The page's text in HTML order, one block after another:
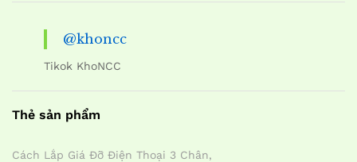
@khoncc
Tikok KhoNCC
Thẻ sản phẩm
Cách Lắp Giá Đỡ Điện Thoại 3 Chân